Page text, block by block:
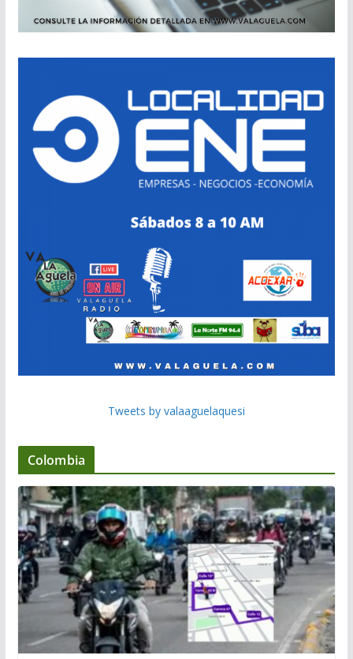
Tweets by valaaguelaquesi
Colombia